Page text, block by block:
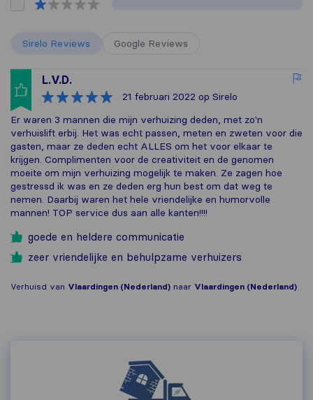
Sirelo Reviews Google Reviews
L.V.D.
21 februari 2022 op Sirelo
Er waren 3 mannen die mijn verhuizing deden, met zo'n
verhuislift erbij. Het was echt passen, meten en zweten voor die
gasten, maar ze deden echt ALLES om het voor elkaar te
krijgen. Complimenten voor de creativiteit en de genomen
moeite om mijn verhuizing mogelijk te maken. Ze zagen hoe
gestressd ik was en ze deden erg hun best om dat weg te
nemen. Daarbij waren het hele vriendelijke en humorvolle
mannen! TOP service dus aan alle kanten!!!!
goede en heldere communicatie
zeer vriendelijke en behulpzame verhuizers
Verhuisd van Vlaardingen (Nederland) naar Vlaardingen (Nederland)